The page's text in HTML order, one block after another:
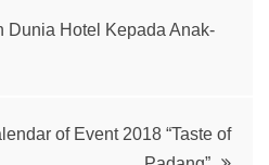
Dunia Hotel Kepada Anak-
of Event 2018 “Taste of